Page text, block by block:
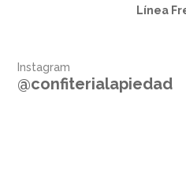
Línea
Instagram
@confiterialapiedad